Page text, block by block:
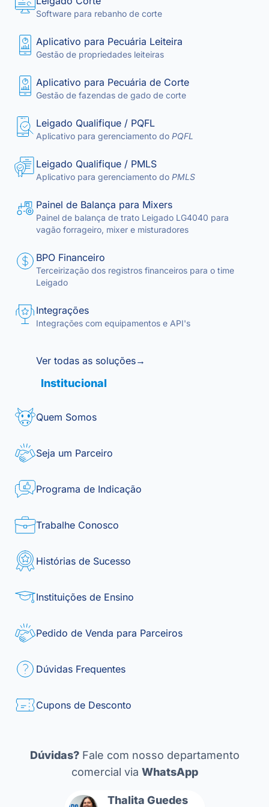
Software para rebanho de corte
Aplicativo para Pecuária Leiteira
Gestão de propriedades leiteiras
Aplicativo para Pecuária de Corte
Gestão de fazendas de gado de corte
Leigado Qualifique / PQFL
Aplicativo para gerenciamento do PQFL
Leigado Qualifique / PMLS
Aplicativo para gerenciamento do PMLS
Painel de Balança para Mixers
Painel de balança de trato Leigado LG4040 para
vagão forrageiro, mixer e misturadores
BPO Financeiro
Terceirização dos registros financeiros para o time
Leigado
Integrações
Integrações com equipamentos e API's
Ver todas as soluções→
Institucional
Quem Somos
Seja um Parceiro
Programa de Indicação
Trabalhe Conosco
Histórias de Sucesso
Instituições de Ensino
Pedido de Venda para Parceiros
Dúvidas Frequentes
Cupons de Desconto
Dúvidas?Fale com nosso departamento
comercial via WhatsApp
Thalita Guedes